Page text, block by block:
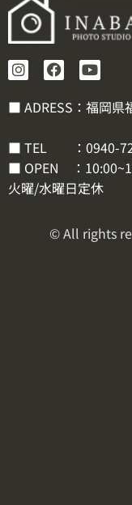
■ ADRESS：福岡県
■ TEL ： 0940-
■ OPEN ：
火曜/水曜日定休
© All rights